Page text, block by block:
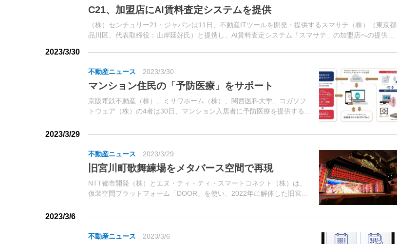
C21、加盟店にAI賃料査定システムを提供
（株）センチュリー21・ジャパンは11日、不動産ITツールを開発・提供するスマサテ（株）（東京都
品川区、代表取締役：山岸延好氏）と提携し、AI賃料査定システム「スマサテ」の加盟店への提供を
2023/3/30
不動産ニュース 2023/3/30
マンション住民の「予防医療」をサポート
京阪電鉄不動産（株）、ミサワホーム（株）、関西医科大学、コガソフ
トウェア（株）の4者は30日、マンション入居者に予防医療を提供する新
2023/3/29
不動産ニュース 2023/3/29
旧宮川町歌舞練場をメタバース空間で再現
NTT都市開発（株）とエヌ・ティ・ティ・スマートコネクト（株）は、
仮装空間プラットフォーム「DOOR」を使い、2022年に解体した旧宮川
2023/3/6
不動産ニュース 2023/3/6